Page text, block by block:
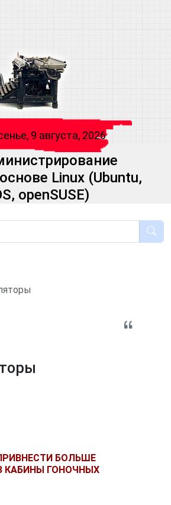
9 августа, 2026
Linux (Ubuntu,
openSUSE)
ПРИВНЕСТИ БОЛЬШЕ
КАБИНЫ ГОНОЧНЫХ